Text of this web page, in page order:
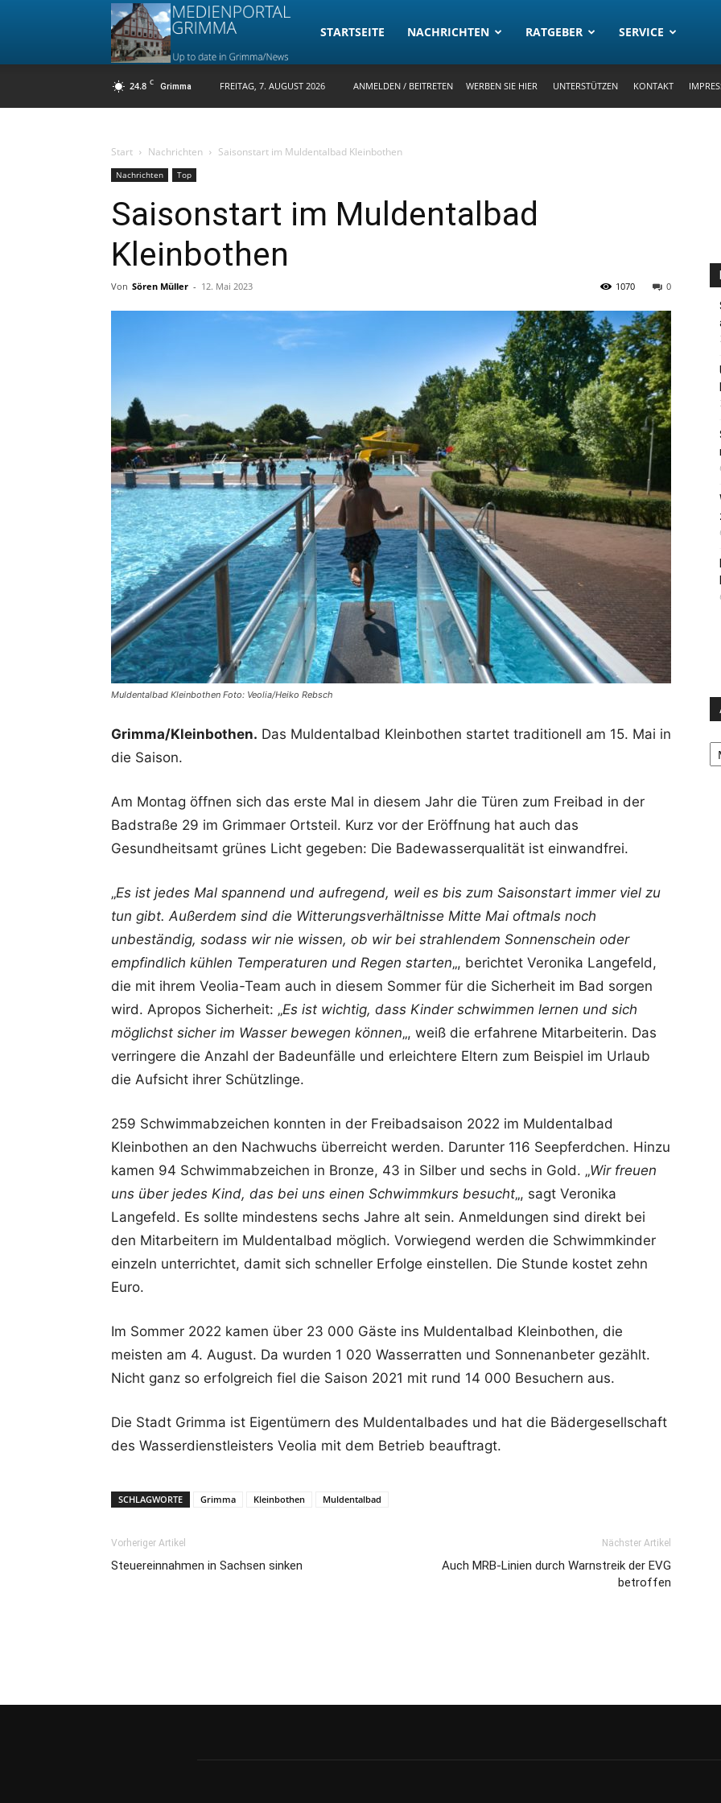
Medienportal
STARTSEITE NACHRICHTEN RATGEBER SERVICE
24.8 C Grimma FREITAG, 7. AUGUST 2026 ANMELDEN / BEITRETEN WERBEN SIE HIER UNTERSTÜTZEN KONTAKT
Start Nachrichten Saisonstart im Muldentalbad Kleinbothen
Nachrichten Top
Saisonstart im Muldentalbad
Kleinbothen
Von Sören Müller - 12. Mai 2023 0
1070
Muldentalbad Kleinbothen Foto: Veolia/Heiko Rebsch
Grimma/Kleinbothen. Das Muldentalbad Kleinbothen startet traditionell am 15. Mai in
die Saison.
Am Montag öffnen sich das erste Mal in diesem Jahr die Türen zum Freibad in der
Badstraße 29 im Grimmaer Ortsteil. Kurz vor der Eröffnung hat auch das
Gesundheitsamt grünes Licht gegeben: Die Badewasserqualität ist einwandfrei.
„Es ist jedes Mal spannend und aufregend, weil es bis zum Saisonstart immer viel zu
tun gibt. Außerdem sind die Witterungsverhältnisse Mitte Mai oftmals noch
unbeständig, sodass wir nie wissen, ob wir bei strahlendem Sonnenschein oder
empfindlich kühlen Temperaturen und Regen starten„, berichtet Veronika Langefeld,
die mit ihrem Veolia-Team auch in diesem Sommer für die Sicherheit im Bad sorgen
wird. Apropos Sicherheit: „Es ist wichtig, dass Kinder schwimmen lernen und sich
möglichst sicher im Wasser bewegen können„, weiß die erfahrene Mitarbeiterin. Das
verringere die Anzahl der Badeunfälle und erleichtere Eltern zum Beispiel im Urlaub
die Aufsicht ihrer Schützlinge.
259 Schwimmabzeichen konnten in der Freibadsaison 2022 im Muldentalbad
Kleinbothen an den Nachwuchs überreicht werden. Darunter 116 Seepferdchen. Hinzu
kamen 94 Schwimmabzeichen in Bronze, 43 in Silber und sechs in Gold. „Wir freuen
uns über jedes Kind, das bei uns einen Schwimmkurs besucht„, sagt Veronika
Langefeld. Es sollte mindestens sechs Jahre alt sein. Anmeldungen sind direkt bei
den Mitarbeitern im Muldentalbad möglich. Vorwiegend werden die Schwimmkinder
einzeln unterrichtet, damit sich schneller Erfolge einstellen. Die Stunde kostet zehn
Euro.
Im Sommer 2022 kamen über 23 000 Gäste ins Muldentalbad Kleinbothen, die
meisten am 4. August. Da wurden 1 020 Wasserratten und Sonnenanbeter gezählt.
Nicht ganz so erfolgreich fiel die Saison 2021 mit rund 14 000 Besuchern aus.
Die Stadt Grimma ist Eigentümern des Muldentalbades und hat die Bädergesellschaft
des Wasserdienstleisters Veolia mit dem Betrieb beauftragt.
SCHLAGWORTE Grimma Kleinbothen Muldentalbad
Vorheriger Artikel
Steuereinnahmen in Sachsen sinken
Nächster Artikel
Auch MRB-Linien durch Warnstreik der EVG
betroffen